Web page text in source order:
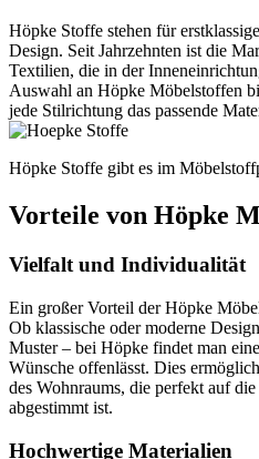
Höpke Stoffe stehen für
Design. Seit Jahrzehnten ist die
Textilien, die in der
Auswahl an Höpke Möbelstoffen
jede Stilrichtung das passende
Höpke Stoffe gibt es im
Vorteile von Höpke
Vielfalt und Individualität
Ein großer Vorteil der Höpke
Ob klassische oder moderne
Muster – bei Höpke findet man
Wünsche offenlässt. Dies
des Wohnraums, die perfekt auf
abgestimmt ist.
Hochwertige Materialien